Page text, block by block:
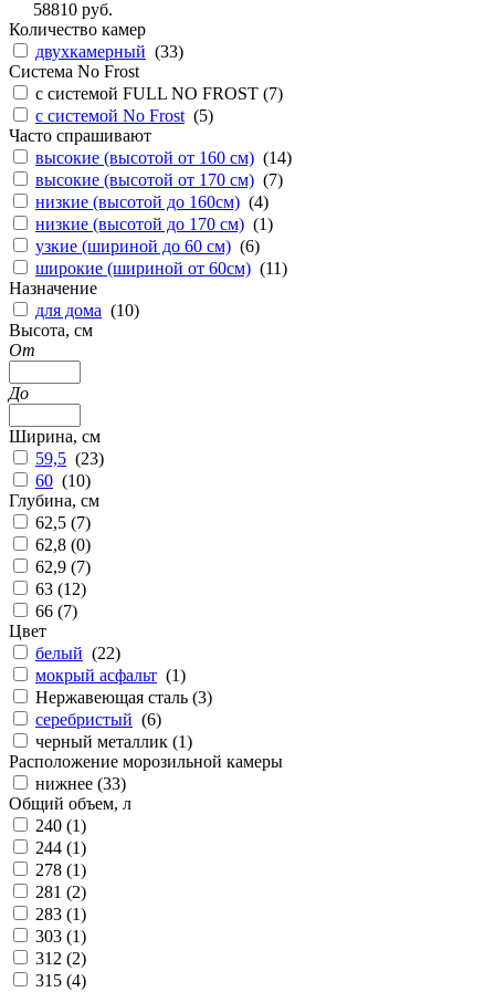
58810руб.
Количество камер
двухкамерный (33)
Система No Frost
с системой FULL NO FROST (7)
с системой No Frost (5)
Часто спрашивают
высокие (высотой от 160 см) (14)
высокие (высотой от 170 см) (7)
низкие (высотой до 160см) (4)
низкие (высотой до 170 см) (1)
узкие (шириной до 60 см) (6)
широкие (шириной от 60см) (11)
Назначение
для дома (10)
Высота, см
От
До
Ширина, см
59,5 (23)
60 (10)
Глубина, см
62,5 (7)
62,8 (0)
62,9 (7)
63 (12)
66 (7)
Цвет
белый (22)
мокрый асфальт (1)
Нержавеющая сталь (3)
серебристый (6)
черный металлик (1)
Расположение морозильной камеры
нижнее (33)
Общий объем, л
240 (1)
244 (1)
278 (1)
281 (2)
283 (1)
303 (1)
312 (2)
315 (4)